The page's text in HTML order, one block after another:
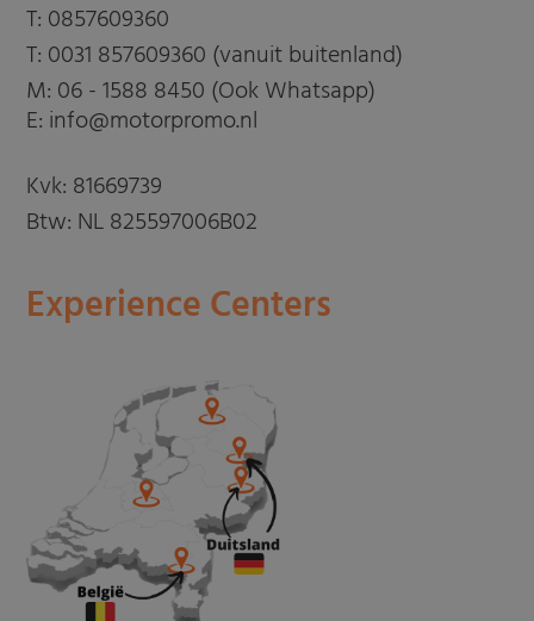
T: 0857609360
T: 0031 857609360 (vanuit buitenland)
M: 06 - 1588 8450 (Ook Whatsapp)
E: info@motorpromo.nl
Kvk: 81669739
Btw: NL 825597006B02
Experience Centers